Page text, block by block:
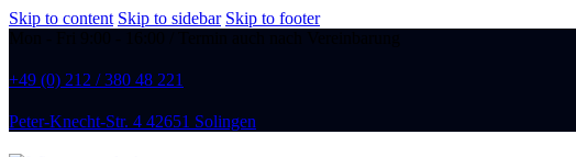
Skip to content Skip to sidebar Skip to footer
+49 (0) 212 / 380 48 221
Peter-Knecht-Str. 4 42651 Solingen